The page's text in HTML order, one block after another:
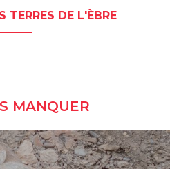
TERRES DE L'ÈBRE
MANQUER